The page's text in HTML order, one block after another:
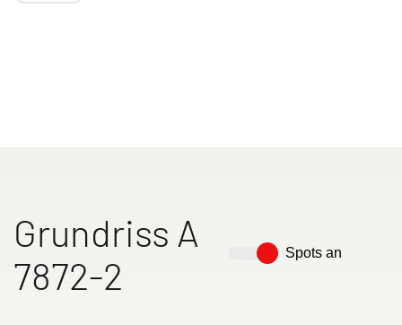
Grundriss A
7872-2
Spots an